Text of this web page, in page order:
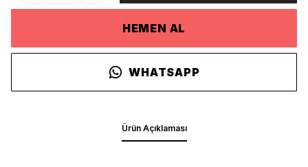
HEMEN AL
WHATSAPP
Ürün Açıklaması